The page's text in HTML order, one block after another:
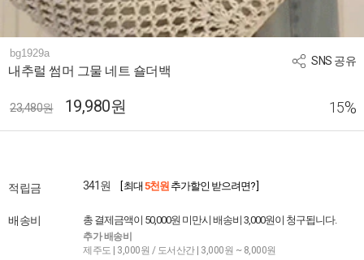
SNS 공유
bg1929a
내추럴 썸머 그물 네트 숄더백
23,480원 19,980원 15%
적립금 341원 [ 최대 5천원 추가할인 받으려면? ]
배송비 총 결제금액이 50,000원 미만시 배송비 3,000원이 청구됩니다.
추가 배송비
제주도 | 3,000원 / 도서산간 | 3,000원 ~ 8,000원